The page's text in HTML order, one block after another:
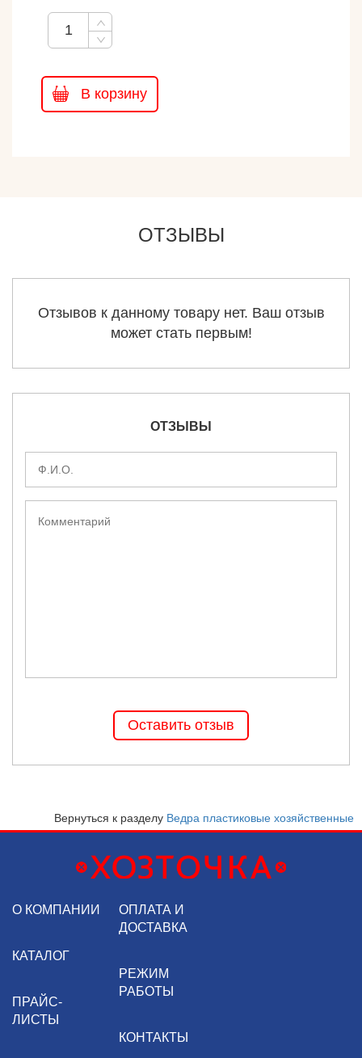
В корзину
ОТЗЫВЫ
Отзывов к данному товару нет. Ваш отзыв
может стать первым!
ОТЗЫВЫ
Оставить отзыв
Вернуться к разделу Ведра пластиковые хозяйственные
О КОМПАНИИ
КАТАЛОГ
ПРАЙС-
ЛИСТЫ
ОПЛАТА И
ДОСТАВКА
РЕЖИМ
РАБОТЫ
КОНТАКТЫ